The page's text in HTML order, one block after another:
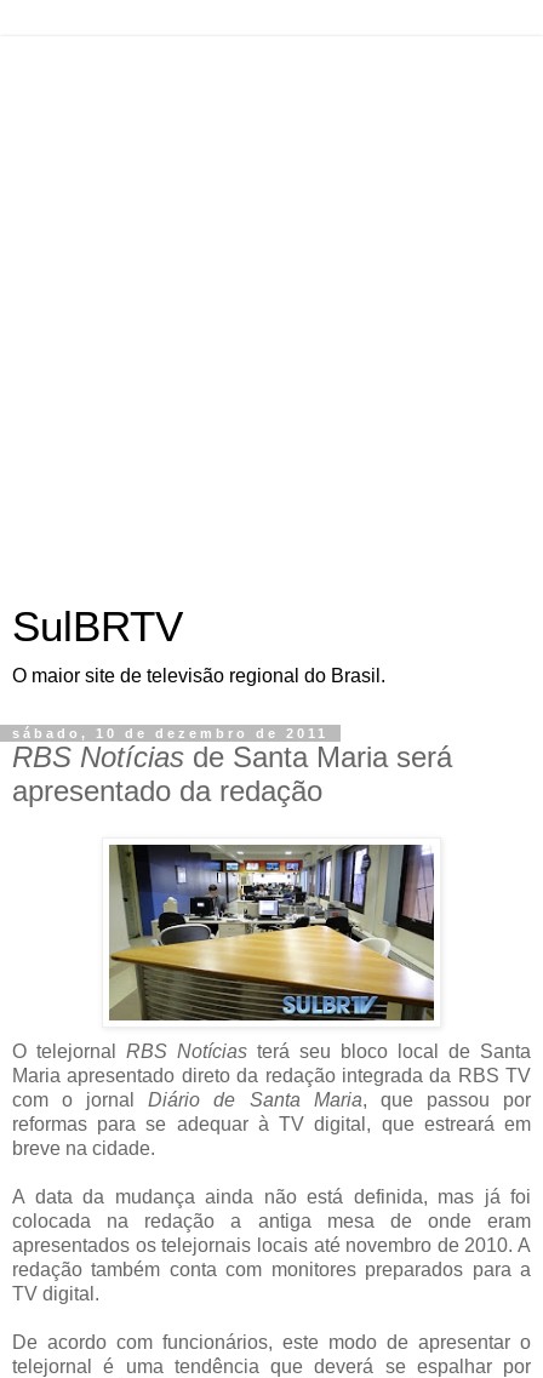
SulBRTV
O maior site de televisão regional do Brasil.
sábado, 10 de dezembro de 2011
RBS Notícias de Santa Maria será
apresentado da redação
O telejornal RBS Notícias terá seu bloco local de Santa
Maria apresentado direto da redação integrada da RBS TV
com o jornalDiário de Santa Maria, que passou por
reformas para se adequar à TV digital, que estreará em
breve na cidade.
A data da mudança ainda não está definida, mas já foi
colocada na redação a antiga mesa de onde eram
apresentados os telejornais locais até novembro de 2010. A
redação também conta com monitores preparados para a
TV digital.
De acordo com funcionários, este modo de apresentar o
telejornal é uma tendência que deverá se espalhar por